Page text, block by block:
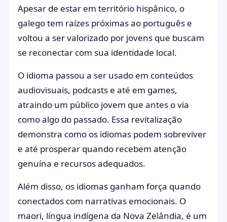
Apesar de estar em território hispânico, o
galego tem raízes próximas ao português e
voltou a ser valorizado por jovens que buscam
se reconectar com sua identidade local.
O idioma passou a ser usado em conteúdos
audiovisuais, podcasts e até em games,
atraindo um público jovem que antes o via
como algo do passado. Essa revitalização
demonstra como os idiomas podem sobreviver
e até prosperar quando recebem atenção
genuína e recursos adequados.
Além disso, os idiomas ganham força quando
conectados com narrativas emocionais. O
maori, língua indígena da Nova Zelândia, é um